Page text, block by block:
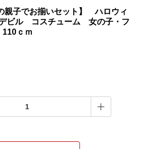
親子でお揃いセット】 ハロウィ
ル コスチューム 女の子・フ
110ｃｍ